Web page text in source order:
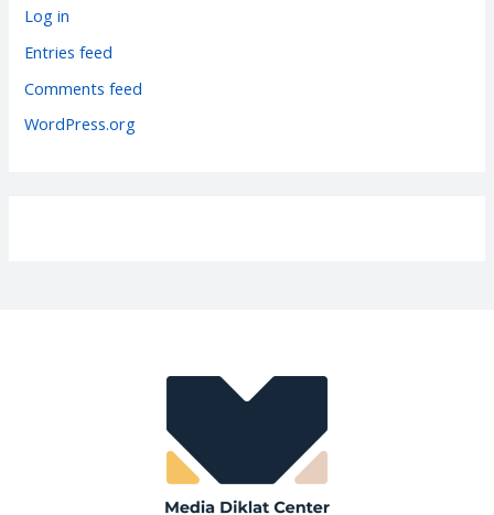
r
i
Log in
Entries feed
Comments feed
WordPress.org